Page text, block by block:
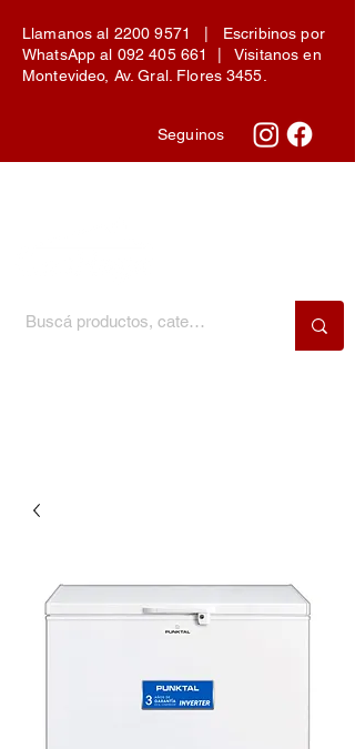
Llamanos al 2200 9571
| Escribinos por
WhatsApp al 092 405 661
| Visitanos en
Montevideo, Av. Gral. Flores 3455.
Seguinos